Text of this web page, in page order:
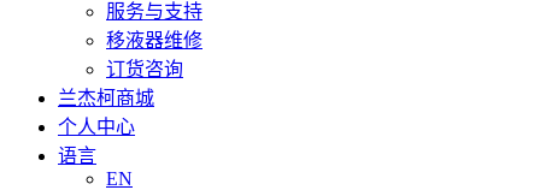
服务与支持
移液器维修
订货咨询
兰杰柯商城
个人中心
语言
EN